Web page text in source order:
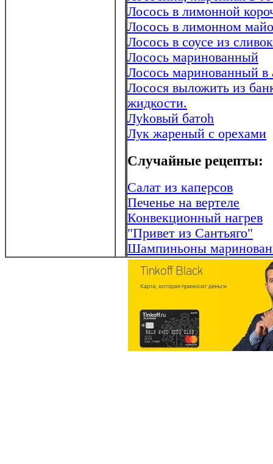
Лосось в лимонной
Лосось в лимонном
Лосось в соусе из сливок
Лосось маринованный
Лосось маринованный в
Лосося выложить из
жидкости.
Луkовый батоh
Лук жареный с орехами
Случайные рецепты:
Салат из каперсов
Печенье на вертеле
Конвекционный нагрев
"Привет из Сантьяго"
Шампиньоны